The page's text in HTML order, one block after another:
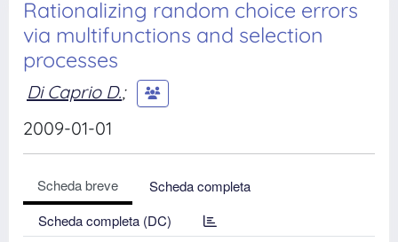
Rationalizing random choice errors
via multifunctions and selection
processes
Di Caprio D.;
2009-01-01
Scheda breve
Scheda completa
Scheda completa (DC)